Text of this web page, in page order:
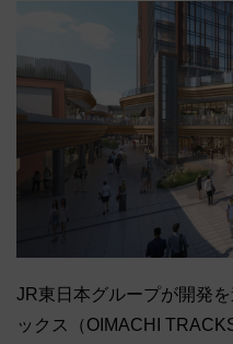
JR東日本グループが開発
ックス（OIMACHI